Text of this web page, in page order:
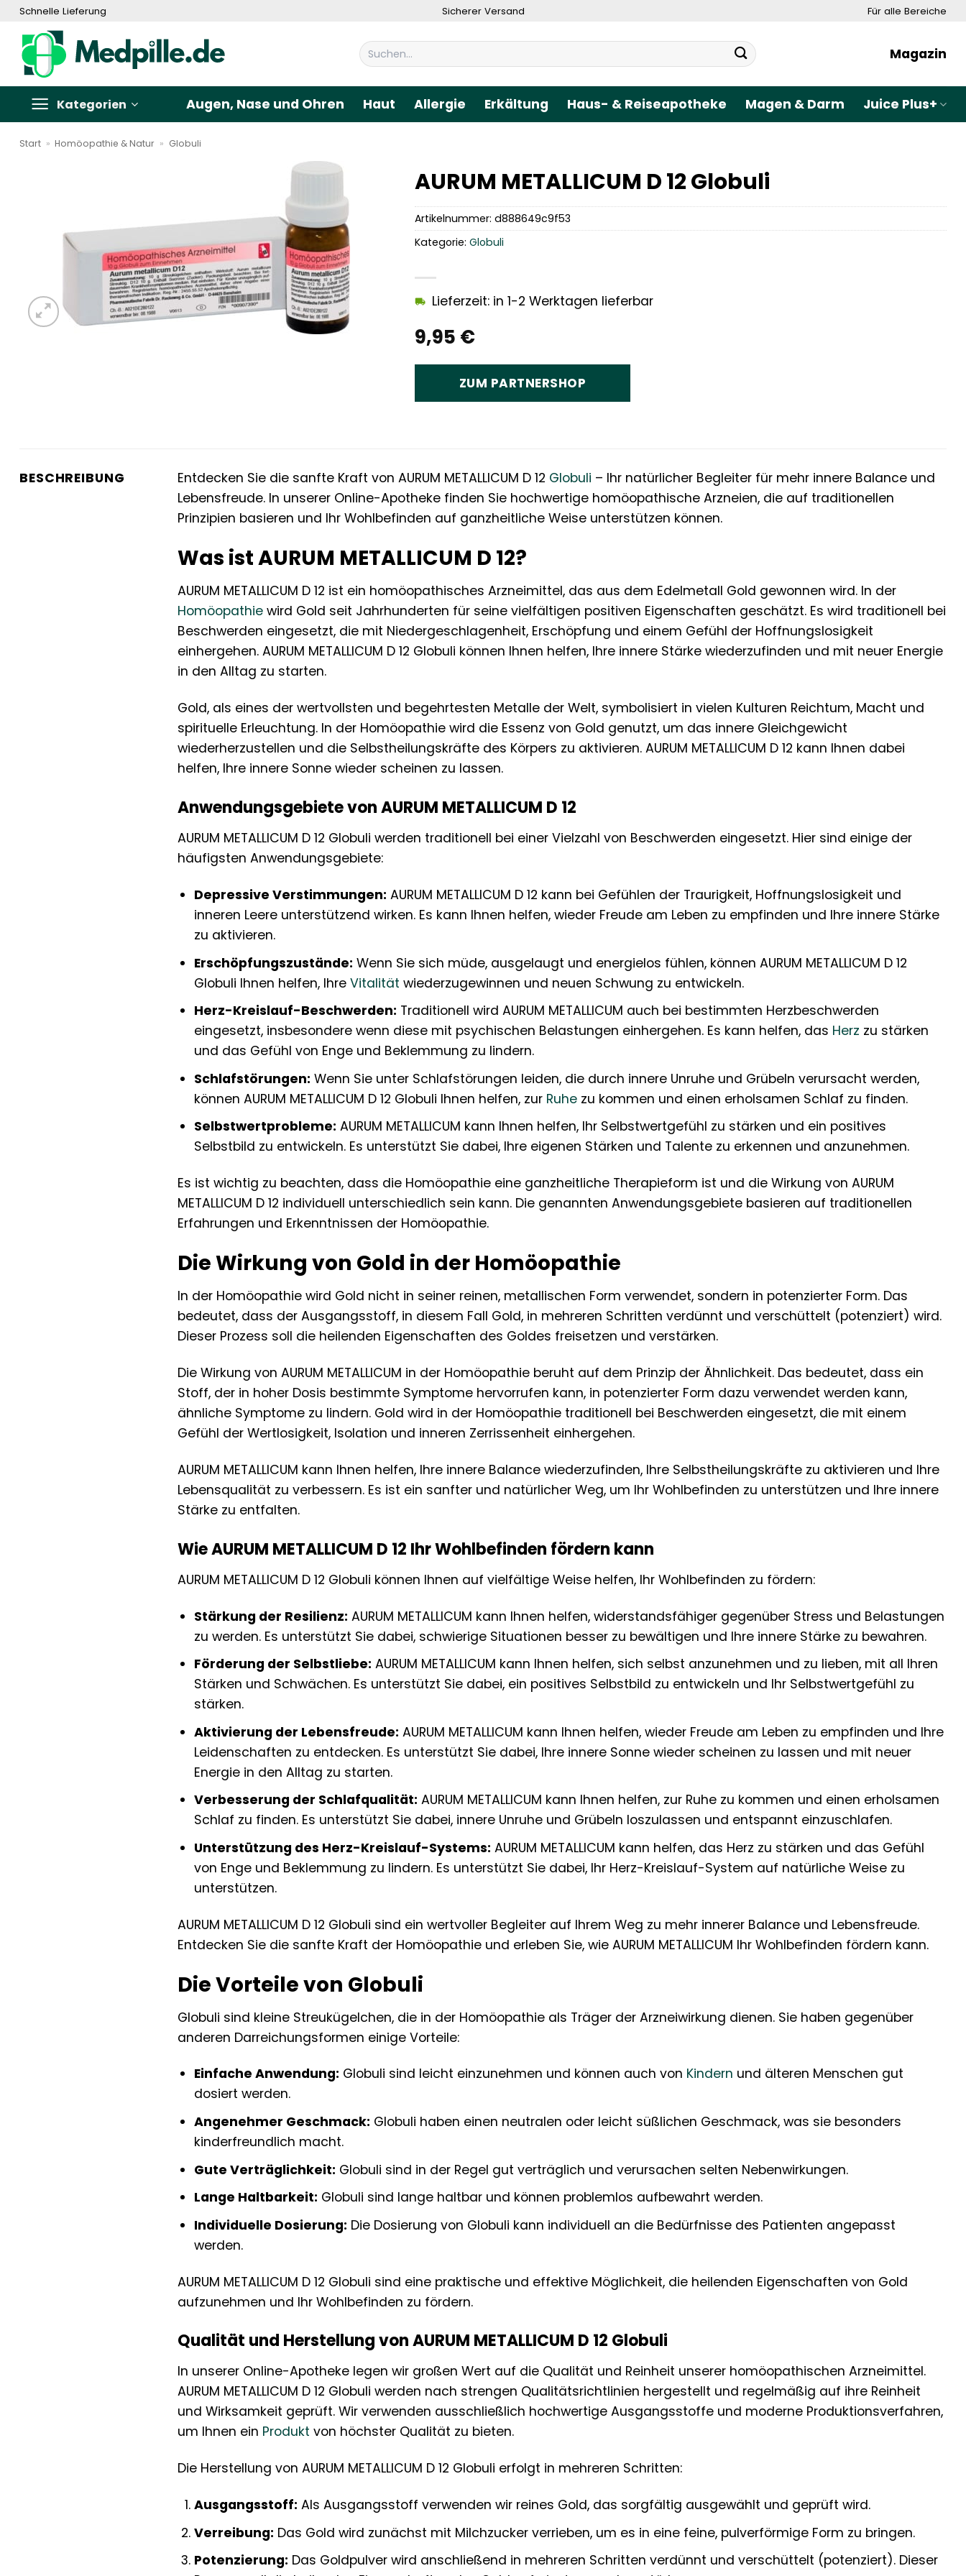
Zum
springen
Schnelle Lieferung Sicherer Versand Für alle Bereiche
Suchen
nach:
Magazin
Kategorien Augen, Nase und Ohren Haut Allergie Erkältung Haus- & Reiseapotheke Magen & Darm Juice Plus+
Start » Homöopathie & Natur » Globuli
AURUM METALLICUM D 12 Globuli
9,95 €
Lieferzeit: in 1-2 Werktagen lieferbar
ZUM PARTNERSHOP
Artikelnummer: d888649c9f53
Kategorie: Globuli
BESCHREIBUNG Entdecken Sie die sanfte Kraft von AURUM METALLICUM D 12 Globuli – Ihr natürlicher Begleiter für mehr innere Balance und
Lebensfreude. In unserer Online-Apotheke finden Sie hochwertige homöopathische Arzneien, die auf traditionellen
Prinzipien basieren und Ihr Wohlbefinden auf ganzheitliche Weise unterstützen können.
Was ist AURUM METALLICUM D 12?
AURUM METALLICUM D 12 ist ein homöopathisches Arzneimittel, das aus dem Edelmetall Gold gewonnen wird. In der
Homöopathie wird Gold seit Jahrhunderten für seine vielfältigen positiven Eigenschaften geschätzt. Es wird traditionell bei
Beschwerden eingesetzt, die mit Niedergeschlagenheit, Erschöpfung und einem Gefühl der Hoffnungslosigkeit
einhergehen. AURUM METALLICUM D 12 Globuli können Ihnen helfen, Ihre innere Stärke wiederzufinden und mit neuer Energie
in den Alltag zu starten.
Gold, als eines der wertvollsten und begehrtesten Metalle der Welt, symbolisiert in vielen Kulturen Reichtum, Macht und
spirituelle Erleuchtung. In der Homöopathie wird die Essenz von Gold genutzt, um das innere Gleichgewicht
wiederherzustellen und die Selbstheilungskräfte des Körpers zu aktivieren. AURUM METALLICUM D 12 kann Ihnen dabei
helfen, Ihre innere Sonne wieder scheinen zu lassen.
Anwendungsgebiete von AURUM METALLICUM D 12
AURUM METALLICUM D 12 Globuli werden traditionell bei einer Vielzahl von Beschwerden eingesetzt. Hier sind einige der
häufigsten Anwendungsgebiete:
Depressive Verstimmungen: AURUM METALLICUM D 12 kann bei Gefühlen der Traurigkeit, Hoffnungslosigkeit und
inneren Leere unterstützend wirken. Es kann Ihnen helfen, wieder Freude am Leben zu empfinden und Ihre innere Stärke
zu aktivieren.
Erschöpfungszustände: Wenn Sie sich müde, ausgelaugt und energielos fühlen, können AURUM METALLICUM D 12
Globuli Ihnen helfen, Ihre Vitalität wiederzugewinnen und neuen Schwung zu entwickeln.
Herz-Kreislauf-Beschwerden: Traditionell wird AURUM METALLICUM auch bei bestimmten Herzbeschwerden
eingesetzt, insbesondere wenn diese mit psychischen Belastungen einhergehen. Es kann helfen, das Herz zu stärken
und das Gefühl von Enge und Beklemmung zu lindern.
Schlafstörungen: Wenn Sie unter Schlafstörungen leiden, die durch innere Unruhe und Grübeln verursacht werden,
können AURUM METALLICUM D 12 Globuli Ihnen helfen, zur Ruhezu kommen und einen erholsamen Schlaf zu finden.
Selbstwertprobleme: AURUM METALLICUM kann Ihnen helfen, Ihr Selbstwertgefühl zu stärken und ein positives
Selbstbild zu entwickeln. Es unterstützt Sie dabei, Ihre eigenen Stärken und Talente zu erkennen und anzunehmen.
Es ist wichtig zu beachten, dass die Homöopathie eine ganzheitliche Therapieform ist und die Wirkung von AURUM
METALLICUM D 12 individuell unterschiedlich sein kann. Die genannten Anwendungsgebiete basieren auf traditionellen
Erfahrungen und Erkenntnissen der Homöopathie.
Die Wirkung von Gold in der Homöopathie
In der Homöopathie wird Gold nicht in seiner reinen, metallischen Form verwendet, sondern in potenzierter Form. Das
bedeutet, dass der Ausgangsstoff, in diesem Fall Gold, in mehreren Schritten verdünnt und verschüttelt (potenziert) wird.
Dieser Prozess soll die heilenden Eigenschaften des Goldes freisetzen und verstärken.
Die Wirkung von AURUM METALLICUM in der Homöopathie beruht auf dem Prinzip der Ähnlichkeit. Das bedeutet, dass ein
Stoff, der in hoher Dosis bestimmte Symptome hervorrufen kann, in potenzierter Form dazu verwendet werden kann,
ähnliche Symptome zu lindern. Gold wird in der Homöopathie traditionell bei Beschwerden eingesetzt, die mit einem
Gefühl der Wertlosigkeit, Isolation und inneren Zerrissenheit einhergehen.
AURUM METALLICUM kann Ihnen helfen, Ihre innere Balance wiederzufinden, Ihre Selbstheilungskräfte zu aktivieren und Ihre
Lebensqualität zu verbessern. Es ist ein sanfter und natürlicher Weg, um Ihr Wohlbefinden zu unterstützen und Ihre innere
Stärke zu entfalten.
Wie AURUM METALLICUM D 12 Ihr Wohlbefinden fördern kann
AURUM METALLICUM D 12 Globuli können Ihnen auf vielfältige Weise helfen, Ihr Wohlbefinden zu fördern:
Stärkung der Resilienz: AURUM METALLICUM kann Ihnen helfen, widerstandsfähiger gegenüber Stress und Belastungen
zu werden. Es unterstützt Sie dabei, schwierige Situationen besser zu bewältigen und Ihre innere Stärke zu bewahren.
Förderung der Selbstliebe: AURUM METALLICUM kann Ihnen helfen, sich selbst anzunehmen und zu lieben, mit all Ihren
Stärken und Schwächen. Es unterstützt Sie dabei, ein positives Selbstbild zu entwickeln und Ihr Selbstwertgefühl zu
stärken.
Aktivierung der Lebensfreude: AURUM METALLICUM kann Ihnen helfen, wieder Freude am Leben zu empfinden und Ihre
Leidenschaften zu entdecken. Es unterstützt Sie dabei, Ihre innere Sonne wieder scheinen zu lassen und mit neuer
Energie in den Alltag zu starten.
Verbesserung der Schlafqualität: AURUM METALLICUM kann Ihnen helfen, zur Ruhe zu kommen und einen erholsamen
Schlaf zu finden. Es unterstützt Sie dabei, innere Unruhe und Grübeln loszulassen und entspannt einzuschlafen.
Unterstützung des Herz-Kreislauf-Systems: AURUM METALLICUM kann helfen, das Herz zu stärken und das Gefühl
von Enge und Beklemmung zu lindern. Es unterstützt Sie dabei, Ihr Herz-Kreislauf-System auf natürliche Weise zu
unterstützen.
AURUM METALLICUM D 12 Globuli sind ein wertvoller Begleiter auf Ihrem Weg zu mehr innerer Balance und Lebensfreude.
Entdecken Sie die sanfte Kraft der Homöopathie und erleben Sie, wie AURUM METALLICUM Ihr Wohlbefinden fördern kann.
Die Vorteile von Globuli
Globuli sind kleine Streukügelchen, die in der Homöopathie als Träger der Arzneiwirkung dienen. Sie haben gegenüber
anderen Darreichungsformen einige Vorteile:
Einfache Anwendung: Globuli sind leicht einzunehmen und können auch von Kindern und älteren Menschen gut
dosiert werden.
Angenehmer Geschmack: Globuli haben einen neutralen oder leicht süßlichen Geschmack, was sie besonders
kinderfreundlich macht.
Gute Verträglichkeit: Globuli sind in der Regel gut verträglich und verursachen selten Nebenwirkungen.
Lange Haltbarkeit: Globuli sind lange haltbar und können problemlos aufbewahrt werden.
Individuelle Dosierung: Die Dosierung von Globuli kann individuell an die Bedürfnisse des Patienten angepasst
werden.
AURUM METALLICUM D 12 Globuli sind eine praktische und effektive Möglichkeit, die heilenden Eigenschaften von Gold
aufzunehmen und Ihr Wohlbefinden zu fördern.
Qualität und Herstellung von AURUM METALLICUM D 12 Globuli
In unserer Online-Apotheke legen wir großen Wert auf die Qualität und Reinheit unserer homöopathischen Arzneimittel.
AURUM METALLICUM D 12 Globuli werden nach strengen Qualitätsrichtlinien hergestellt und regelmäßig auf ihre Reinheit
und Wirksamkeit geprüft. Wir verwenden ausschließlich hochwertige Ausgangsstoffe und moderne Produktionsverfahren,
um Ihnen ein Produkt von höchster Qualität zu bieten.
Die Herstellung von AURUM METALLICUM D 12 Globuli erfolgt in mehreren Schritten:
Ausgangsstoff: Als Ausgangsstoff verwenden wir reines Gold, das sorgfältig ausgewählt und geprüft wird.
Verreibung: Das Gold wird zunächst mit Milchzucker verrieben, um es in eine feine, pulverförmige Form zu bringen.
Potenzierung: Das Goldpulver wird anschließend in mehreren Schritten verdünnt und verschüttelt (potenziert). Dieser